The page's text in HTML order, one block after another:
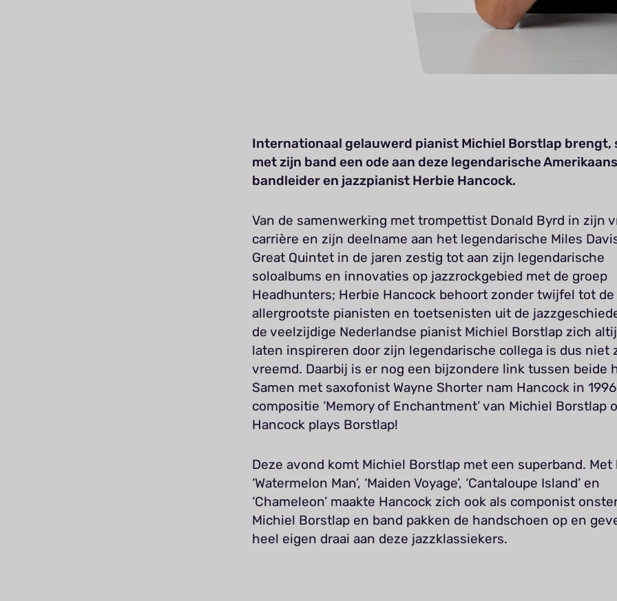
Internationaal gelauwerd pianist Michiel Borstlap brengt,
met zijn band een ode aan deze legendarische
bandleider en jazzpianist Herbie Hancock.
Van de samenwerking met trompettist Donald Byrd in zijn
carrière en zijn deelname aan het legendarische Miles
Great Quintet in de jaren zestig tot aan zijn legendarische
soloalbums en innovaties op jazzrockgebied met de groep
Headhunters; Herbie Hancock behoort zonder twijfel tot de
allergrootste pianisten en toetsenisten uit de
de veelzijdige Nederlandse pianist Michiel Borstlap zich
laten inspireren door zijn legendarische collega is dus niet
vreemd. Daarbij is er nog een bijzondere link tussen beide
Samen met saxofonist Wayne Shorter nam Hancock in
compositie ‘Memory of Enchantment’ van Michiel Borstlap
Hancock plays Borstlap!
Deze avond komt Michiel Borstlap met een superband. Met
‘Watermelon Man’, ‘Maiden Voyage’, ‘Cantaloupe Island’ en
‘Chameleon’ maakte Hancock zich ook als componist
Michiel Borstlap en band pakken de handschoen op en
heel eigen draai aan deze jazzklassiekers.